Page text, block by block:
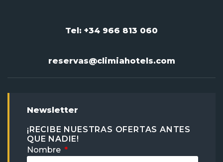
Tel: +34 966 813 060
reservas@climiahotels.com
Newsletter
¡RECIBE NUESTRAS OFERTAS ANTES
QUE NADIE!
Nombre